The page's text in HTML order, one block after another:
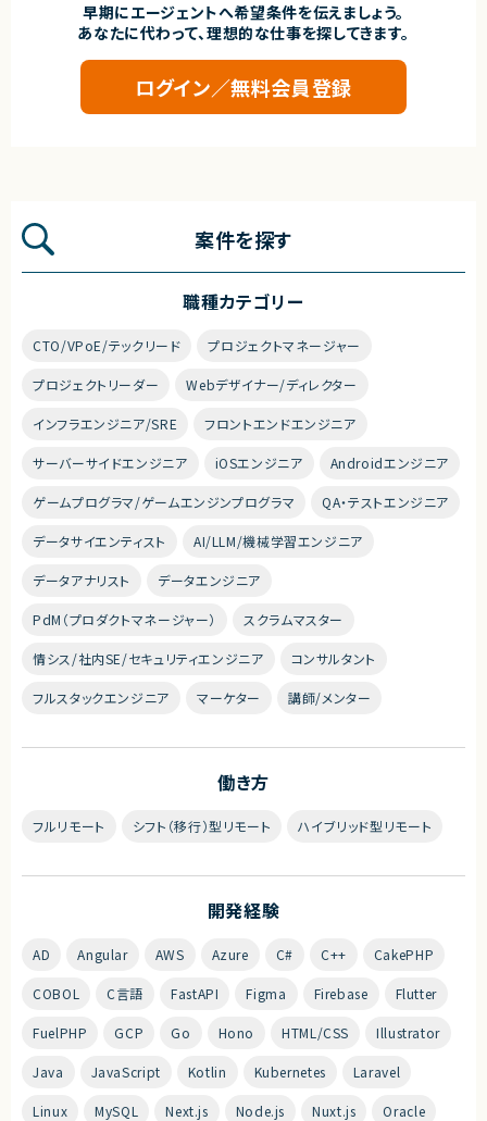
早期にエージェントへ希望条件を伝えましょう。
あなたに代わって、理想的な仕事を探してきます。
ログイン／無料会員登録
案件を探す
職種カテゴリー
CTO/VPoE/テックリード プロジェクトマネージャー
プロジェクトリーダー Webデザイナー/ディレクター
インフラエンジニア/SRE フロントエンドエンジニア
サーバーサイドエンジニア iOSエンジニア Androidエンジニア
ゲームプログラマ/ゲームエンジンプログラマ QA・テストエンジニア
データサイエンティスト AI/LLM/機械学習エンジニア
データアナリスト データエンジニア
PdM（プロダクトマネージャー） スクラムマスター
情シス/社内SE/セキュリティエンジニア コンサルタント
フルスタックエンジニア マーケター 講師/メンター
働き方
フルリモート シフト（移行）型リモート ハイブリッド型リモート
開発経験
AD Angular AWS Azure C# C++ CakePHP
COBOL C言語 FastAPI Figma Firebase Flutter
FuelPHP GCP Go Hono HTML/CSS Illustrator
Java JavaScript Kotlin Kubernetes Laravel
Linux MySQL Next.js Node.js Nuxt.js Oracle